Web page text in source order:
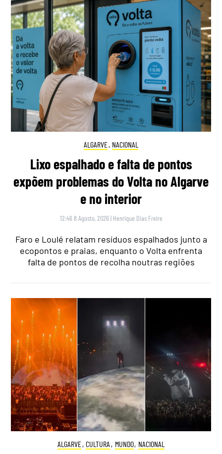
ALGARVE, NACIONAL
Lixo espalhado e falta de pontos
expõem problemas do Volta no Algarve
e no interior
12:46 8 Agosto, 2026 | Henrique Dias Freire
Faro e Loulé relatam resíduos espalhados junto a
ecopontos e praias, enquanto o Volta enfrenta
falta de pontos de recolha noutras regiões
ALGARVE, CULTURA , MUNDO, NACIONAL